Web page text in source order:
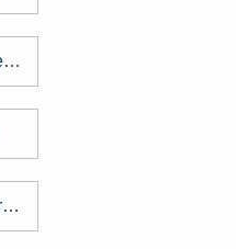
MAC-Adresse
Mikrocontroller